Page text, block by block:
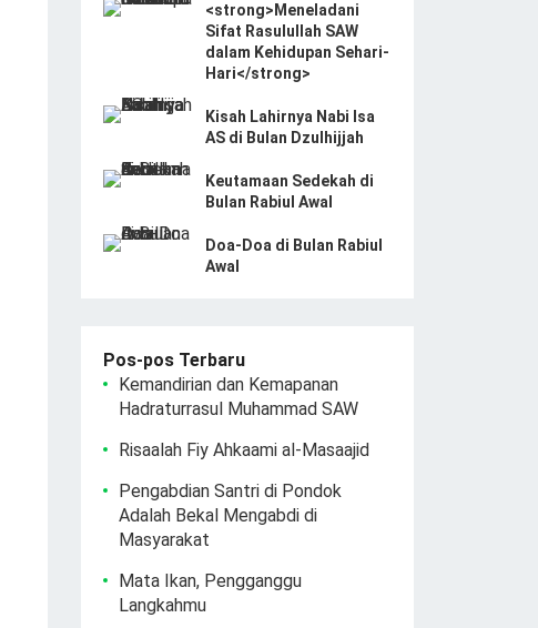
<strong>Meneladani
Sifat Rasulullah SAW
dalam Kehidupan Sehari-
Hari</strong>
Kisah Lahirnya Nabi Isa
AS di Bulan Dzulhijjah
Keutamaan Sedekah di
Bulan Rabiul Awal
Doa-Doa di Bulan Rabiul
Awal
Pos-pos Terbaru
Kemandirian dan Kemapanan
Hadraturrasul Muhammad SAW
Risaalah Fiy Ahkaami al-Masaajid
Pengabdian Santri di Pondok
Adalah Bekal Mengabdi di
Masyarakat
Mata Ikan, Pengganggu
Langkahmu